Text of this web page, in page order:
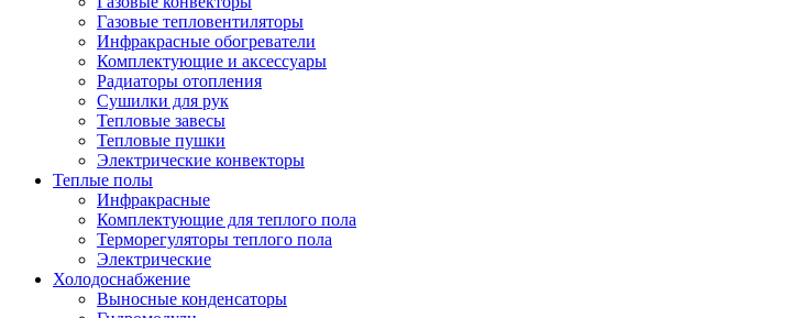
Газовые тепловентиляторы
Инфракрасные обогреватели
Комплектующие и аксессуары
Радиаторы отопления
Сушилки для рук
Тепловые завесы
Тепловые пушки
Электрические конвекторы
Теплые полы
Инфракрасные
Комплектующие для теплого пола
Терморегуляторы теплого пола
Электрические
Холодоснабжение
Выносные конденсаторы